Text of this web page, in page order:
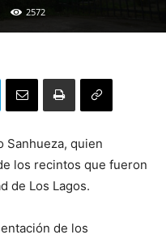
2572
Sanhueza, quien
los recintos que fueron
de Los Lagos.
de los